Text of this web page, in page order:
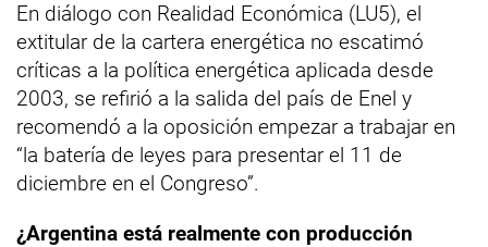
En diálogo con Realidad Económica (LU5), el
extitular de la cartera energética no escatimó
críticas a la política energética aplicada desde
2003, se refirió a la salida del país de Enel y
recomendó a la oposición empezar a trabajar en
“la batería de leyes para presentar el 11 de
diciembre en el Congreso”.
¿Argentina está realmente con producción